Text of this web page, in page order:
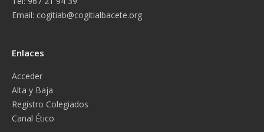
Email: cogitiab@cogitialbacete.org
Enlaces
Acceder
Alta y Baja
Registro Colegiados
Canal Ético